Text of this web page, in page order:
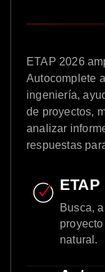
ETAP 2026
Autocomplete
ingeniería,
de proyectos,
analizar
respuestas
Busca,
natural.